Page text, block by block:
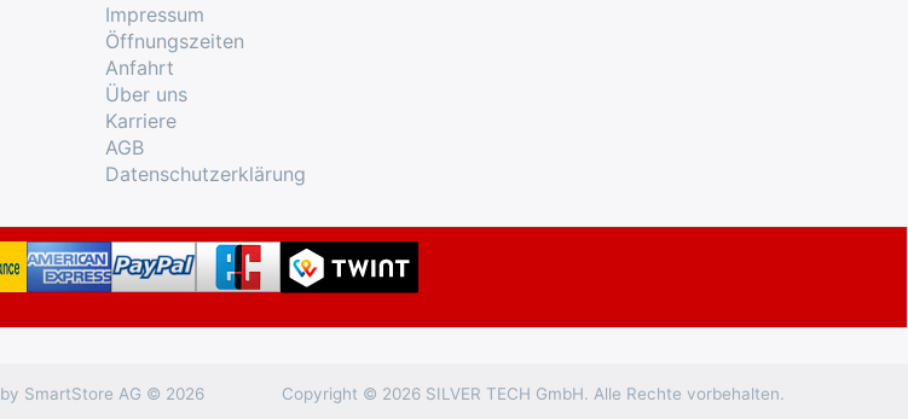
Impressum
Öffnungszeiten
Anfahrt
Über uns
Karriere
AGB
Datenschutzerklärung
by SmartStore AG © 2026 Copyright © 2026 SILVER TECH GmbH. Alle Rechte vorbehalten.